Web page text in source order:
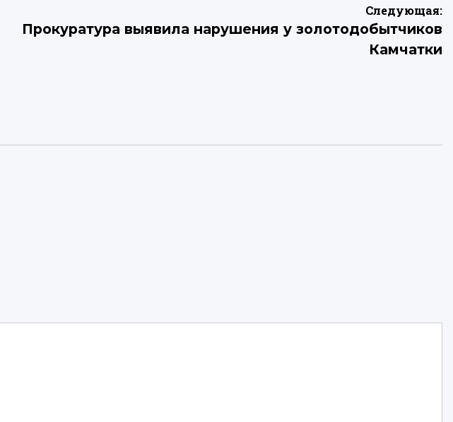
Следующая:
Прокуратура выявила нарушения у золотодобытчиков
Камчатки